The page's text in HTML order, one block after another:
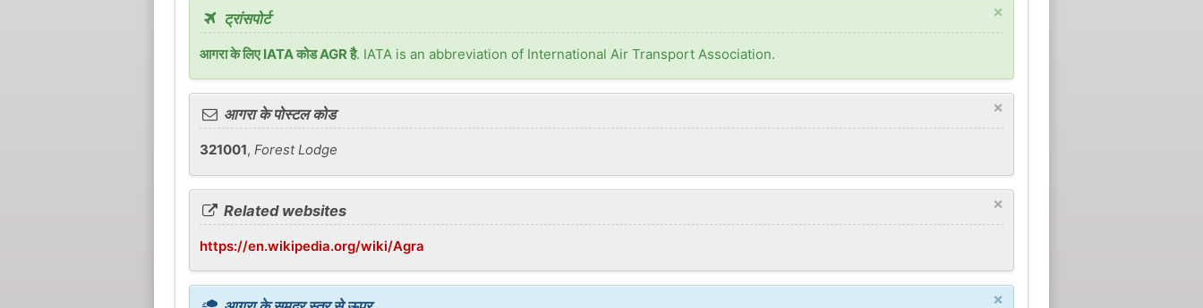
×
ट्रांसपोर्ट
आगरा के लिए IATA कोड AGR है. IATA is an abbreviation of International Air Transport Association.
×
आगरा के पोस्टल कोड
321001, Forest Lodge
×
Related websites
https://en.wikipedia.org/wiki/Agra
×